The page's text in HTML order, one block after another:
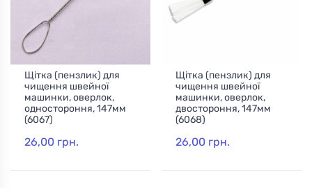
Щітка (пензлик) для
чищення швейної
машинки, оверлок,
одностороння, 147мм
(6067)
26,00 грн.
Щітка (пензлик) для
чищення швейної
машинки, оверлок,
двостороння, 147мм
(6068)
26,00 грн.